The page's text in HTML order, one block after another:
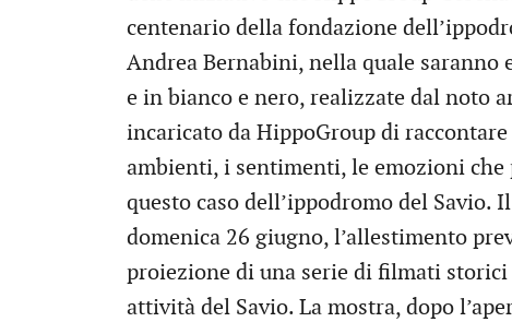
centenario della fondazione
Andrea Bernabini, nella quale saranno
e in bianco e nero, realizzate dal noto
incaricato da HippoGroup di
ambienti, i sentimenti, le emozioni
questo caso dell’ippodromo del
domenica 26 giugno, l’allestimento
proiezione di una serie di filmati
attività del Savio. La mostra, dopo